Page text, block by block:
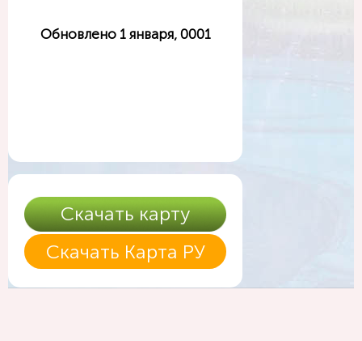
Обновлено 1 января, 0001
Скачать карту
Скачать Карта РУ